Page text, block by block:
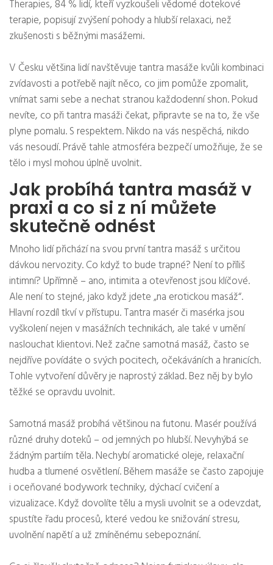
Therapies, 84 % lidí, kteří vyzkoušeli vědomé dotekové
terapie, popisují zvýšení pohody a hlubší relaxaci, než
zkušenosti s běžnými masážemi.
V Česku většina lidí navštěvuje tantra masáže kvůli kombinaci
zvídavosti a potřebě najít něco, co jim pomůže zpomalit,
vnímat sami sebe a nechat stranou každodenní shon. Pokud
nevíte, co při tantra masáži čekat, připravte se na to, že vše
plyne pomalu. S respektem. Nikdo na vás nespěchá, nikdo
vás nesoudí. Právě tahle atmosféra bezpečí umožňuje, že se
tělo i mysl mohou úplně uvolnit.
Jak probíhá tantra masáž v
praxi a co si z ní můžete
skutečně odnést
Mnoho lidí přichází na svou první tantra masáž s určitou
dávkou nervozity. Co když to bude trapné? Není to příliš
intimní? Upřímně – ano, intimita a otevřenost jsou klíčové.
Ale není to stejné, jako když jdete „na erotickou masáž“.
Hlavní rozdíl tkví v přístupu. Tantra masér či masérka jsou
vyškolení nejen v masážních technikách, ale také v umění
naslouchat klientovi. Než začne samotná masáž, často se
nejdříve povídáte o svých pocitech, očekáváních a hranicích.
Tohle vytvoření důvěry je naprostý základ. Bez něj by bylo
těžké se opravdu uvolnit.
Samotná masáž probíhá většinou na futonu. Masér používá
různé druhy doteků – od jemných po hlubší. Nevyhýbá se
žádným partiím těla. Nechybí aromatické oleje, relaxační
hudba a tlumené osvětlení. Během masáže se často zapojuje
i oceňované bodywork techniky, dýchací cvičení a
vizualizace. Když dovolíte tělu a mysli uvolnit se a odevzdat,
spustíte řadu procesů, které vedou ke snižování stresu,
uvolnění napětí a už zmíněnému sebepoznání.